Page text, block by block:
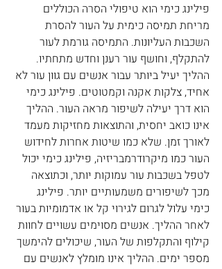
פילינג כימי הוא טיפולי הסרה הכוללים
מריחת תמיסה כימית על העור להסרת
השכבות העליונות. התמיסה גורמת לעור
להתקלף, וחושף עור רענן וחדש מתחתיו.
ההליך יעיל ביותר עבור אנשים עם גוון עור לא
אחיד, צלקות אקנה וקמטוטים. פילינג כימי
הוא דרך יעילה לשיפור מראה העור. ההליך
אינו כואב יחסית, והתוצאות מחזיקות מעמד
לאורך זמן. שלא כמו שיטות אחרות לחידוש
העור כמו מיקרודרמבריזיה, פילינג כימי יכול
לטפל בשכבות עור עמוקות יותר, וכתוצאה
מכך לשיפורים משמעותיים יותר. פילינג
כימי עלול לגרום לגירוי קל או אדמומיות בעור
לאחר ההליך. אנשים מסוימים עשויים לחוות
קילוף והתקלפות של העור, שיכולים להימשך
מספר ימים. ההליך אינו מומלץ לאנשים עם